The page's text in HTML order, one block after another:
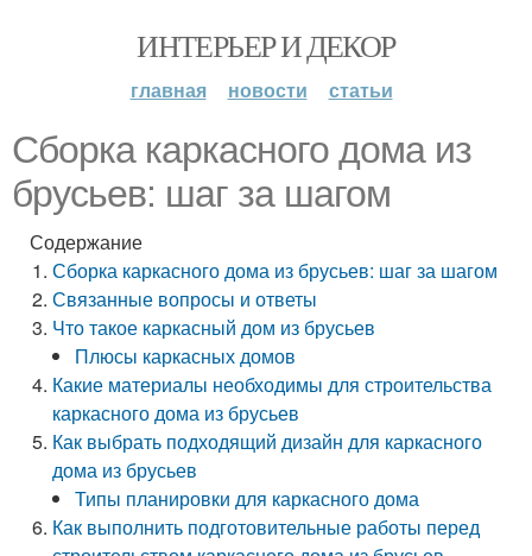
ИНТЕРЬЕР И ДЕКОР
главная новости статьи
Сборка каркасного дома из
брусьев: шаг за шагом
Содержание
Сборка каркасного дома из брусьев: шаг за шагом
Связанные вопросы и ответы
Что такое каркасный дом из брусьев
Плюсы каркасных домов
Какие материалы необходимы для строительства
каркасного дома из брусьев
Как выбрать подходящий дизайн для каркасного
дома из брусьев
Типы планировки для каркасного дома
Как выполнить подготовительные работы перед